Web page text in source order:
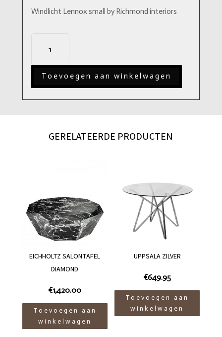
Windlicht Lennox small by Richmond interiors
Lennox
27cm
aantal
Toevoegen aan winkelwagen
GERELATEERDE PRODUCTEN
EICHHOLTZ SALONTAFEL
DIAMOND
€1,420.00
Toevoegen aan
winkelwagen
UPPSALA ZILVER
€649.95
Toevoegen aan
winkelwagen